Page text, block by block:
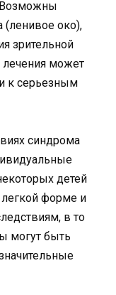
око),
зрительной
лечения может
к серьезным
синдрома
детей
форме и
в то
могут быть